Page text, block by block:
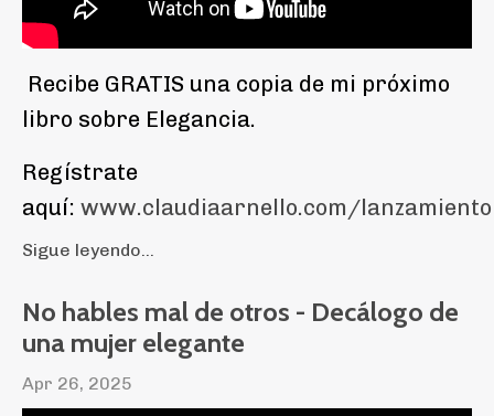
Recibe GRATIS una copia de mi próximo
libro sobre Elegancia.
Regístrate
aquí: www.claudiaarnello.com/lanzamiento
Sigue leyendo...
No hables mal de otros - Decálogo de
una mujer elegante
Apr 26, 2025